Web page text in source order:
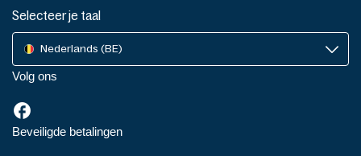
Selecteer je taal
Nederlands (BE)
Volg ons
Beveiligde betalingen